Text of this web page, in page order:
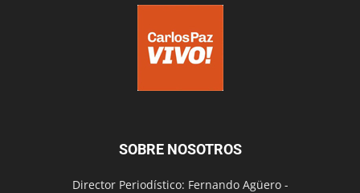
SOBRE NOSOTROS
Director Periodístico: Fernando Agüero -